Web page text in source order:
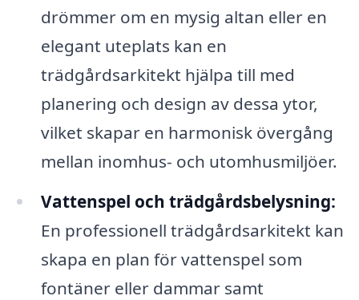
drömmer om en mysig altan eller en
elegant uteplats kan en
trädgårdsarkitekt hjälpa till med
planering och design av dessa ytor,
vilket skapar en harmonisk övergång
mellan inomhus- och utomhusmiljöer.
Vattenspel och trädgårdsbelysning:
En professionell trädgårdsarkitekt kan
skapa en plan för vattenspel som
fontäner eller dammar samt